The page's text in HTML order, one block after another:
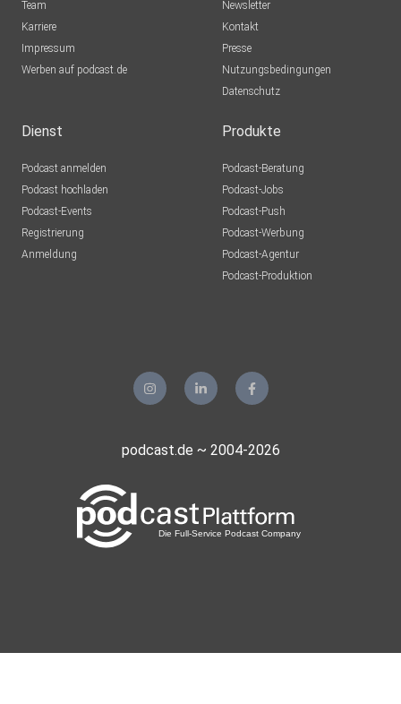
Team
Karriere
Impressum
Werben auf podcast.de
Newsletter
Kontakt
Presse
Nutzungsbedingungen
Datenschutz
Dienst
Podcast anmelden
Podcast hochladen
Podcast-Events
Registrierung
Anmeldung
Produkte
Podcast-Beratung
Podcast-Jobs
Podcast-Push
Podcast-Werbung
Podcast-Agentur
Podcast-Produktion
podcast.de ~ 2004-2026